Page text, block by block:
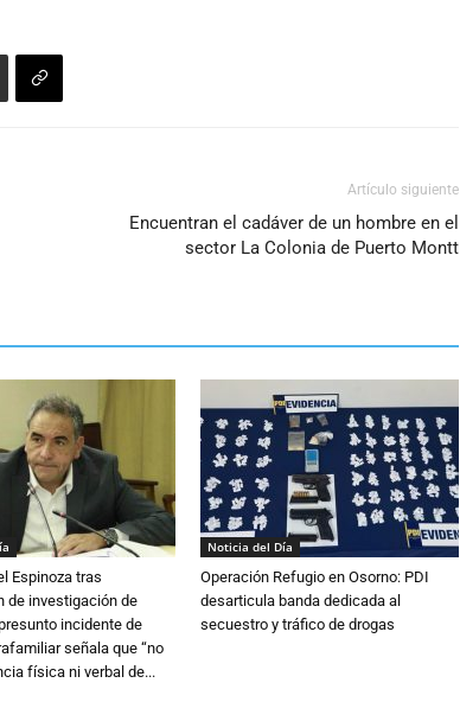
Artículo siguiente
Encuentran el cadáver de un hombre en el
sector La Colonia de Puerto Montt
Espinoza tras
de investigación de
incidente de
señala que “no
física ni verbal de...
Noticia del Día
Operación Refugio en Osorno: PDI
desarticula banda dedicada al
secuestro y tráfico de drogas